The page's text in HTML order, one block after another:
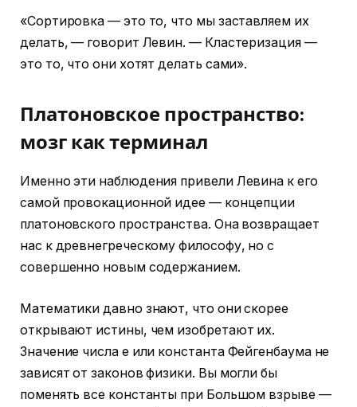
«Сортировка — это то, что мы заставляем их
делать, — говорит Левин. — Кластеризация —
это то, что они хотят делать сами».
Платоновское пространство:
мозг как терминал
Именно эти наблюдения привели Левина к его
самой провокационной идее — концепции
платоновского пространства. Она возвращает
нас к древнегреческому философу, но с
совершенно новым содержанием.
Математики давно знают, что они скорее
открывают истины, чем изобретают их.
Значение числа e или константа Фейгенбаума не
зависят от законов физики. Вы могли бы
поменять все константы при Большом взрыве —